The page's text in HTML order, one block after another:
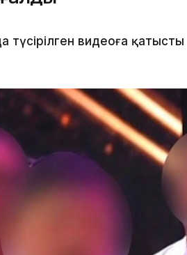
түсірілген видеоға қатысты